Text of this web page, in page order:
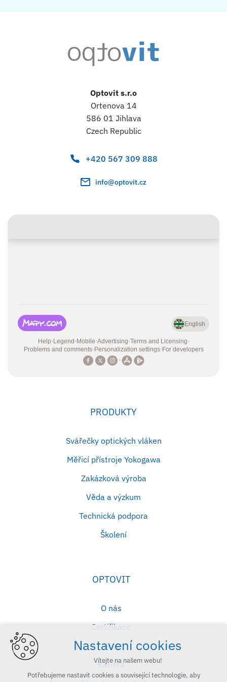
Optovit s.r.o
Ortenova 14
586 01 Jihlava
Czech Republic
+420 567 309 888
info@optovit.cz
PRODUKTY
Svářečky optických vláken
Měřicí přístroje Yokogawa
Zakázková výroba
Věda a výzkum
Technická podpora
Školení
OPTOVIT
O nás
Certifikace
Blog
Kariéra
Nastavení cookies
Vítejte na našem webu!
Potřebujeme nastavit cookies a související technologie, aby